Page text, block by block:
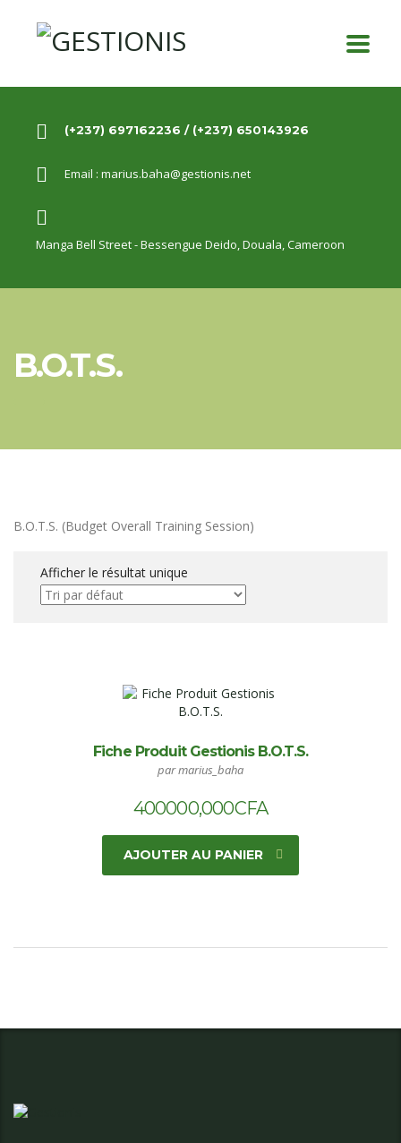
(+237) 697162236 / (+237) 650143926
Email : marius.baha@gestionis.net
Manga Bell Street - Bessengue Deido,Douala, Cameroon
B.O.T.S.
B.O.T.S. (Budget Overall Training Session)
Afficher le résultat unique
Fiche Produit Gestionis B.O.T.S.
par marius_baha
400000,000CFA
AJOUTER AU PANIER